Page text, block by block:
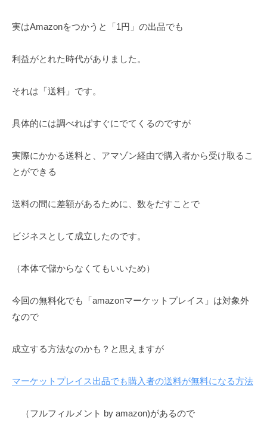
実はAmazonをつかうと「1円」の出品でも
利益がとれた時代がありました。
それは「送料」です。
具体的には調べればすぐにでてくるのですが
実際にかかる送料と、アマゾン経由で購入者から受け取るこ
とができる
送料の間に差額があるために、数をだすことで
ビジネスとして成立したのです。
（本体で儲からなくてもいいため）
今回の無料化でも「amazonマーケットプレイス」は対象外
なので
成立する方法なのかも？と思えますが
マーケットプレイス出品でも購入者の送料が無料になる方法
（フルフィルメント by amazon)があるので